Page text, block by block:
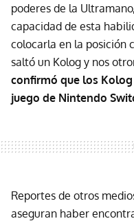
poderes de la
capacidad de esta
colocarla en la posición
saltó un Kolog y nos
confirmó que los
juego de Nintendo
Reportes de otros
aseguran haber